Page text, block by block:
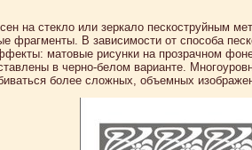
на стекло или зеркало пескоструйным
фрагменты. В зависимости от способа
матовые рисунки на прозрачном
в черно-белом варианте.
более сложных, объемных